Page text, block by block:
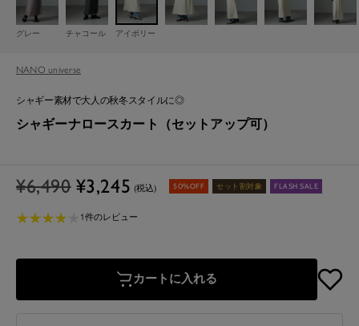
グレー
チャコール アイボリー
NANO universe
シャギー素材で大人の秋冬スタイルに◎
シャギーナロースカート（セットアップ可）
通
価
¥6,490 セ
ル
格
¥3,245 (税込) 50%OFF セット割対象 FLASH SALE
★★★★
★★★★ 1件のレビュー
カートに入れる